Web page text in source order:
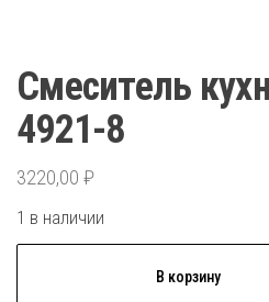
Смеситель
4921-8
3220,00 ₽
1 в наличии
В корзину